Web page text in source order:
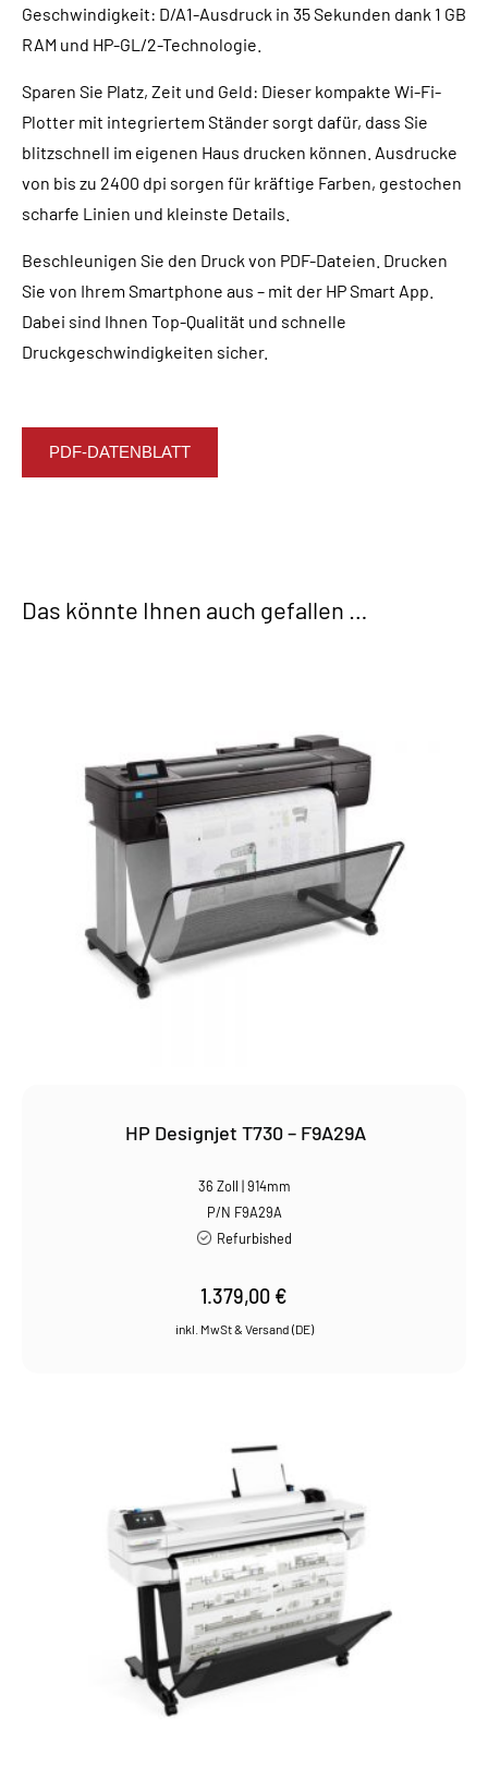
Geschwindigkeit: D/A1-Ausdruck in 35 Sekunden dank 1 GB
RAM und HP-GL/2-Technologie.
Sparen Sie Platz, Zeit und Geld: Dieser kompakte Wi-Fi-
Plotter mit integriertem Ständer sorgt dafür, dass Sie
blitzschnell im eigenen Haus drucken können. Ausdrucke
von bis zu 2400 dpi sorgen für kräftige Farben, gestochen
scharfe Linien und kleinste Details.
Beschleunigen Sie den Druck von PDF-Dateien. Drucken
Sie von Ihrem Smartphone aus – mit der HP Smart App.
Dabei sind Ihnen Top-Qualität und schnelle
Druckgeschwindigkeiten sicher.
PDF-DATENBLATT
Das könnte Ihnen auch gefallen …
HP Designjet T730 – F9A29A
36 Zoll | 914mm
P/N F9A29A
Refurbished
1.379,00 €